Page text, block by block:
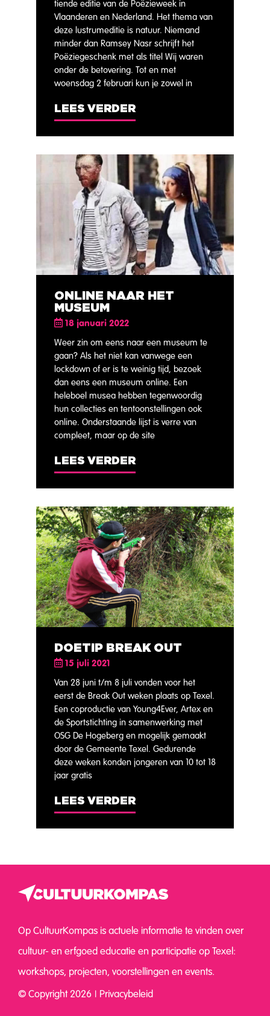
tiende editie van de Poëzieweek in
Vlaanderen en Nederland. Het thema van
deze lustrumeditie is natuur. Niemand
minder dan Ramsey Nasr schrijft het
Poëziegeschenk met als titel Wij waren
onder de betovering. Tot en met
woensdag 2 februari kun je zowel in
LEES VERDER
ONLINE NAAR HET
MUSEUM
18 januari 2022
Weer zin om eens naar een museum te
gaan? Als het niet kan vanwege een
lockdown of er is te weinig tijd, bezoek
dan eens een museum online. Een
heleboel musea hebben tegenwoordig
hun collecties en tentoonstellingen ook
online. Onderstaande lijst is verre van
compleet, maar op de site
LEES VERDER
DOETIP BREAK OUT
15 juli 2021
Van 28 juni t/m 8 juli vonden voor het
eerst de Break Out weken plaats op Texel.
Een coproductie van Young4Ever, Artex en
de Sportstichting in samenwerking met
OSG De Hogeberg en mogelijk gemaakt
door de Gemeente Texel. Gedurende
deze weken konden jongeren van 10 tot 18
jaar gratis
LEES VERDER
Op CultuurKompas is actuele informatie te vinden over
cultuur- en erfgoed educatie en participatie op Texel:
workshops, projecten, voorstellingen en events.
© Copyright 2026
Privacybeleid